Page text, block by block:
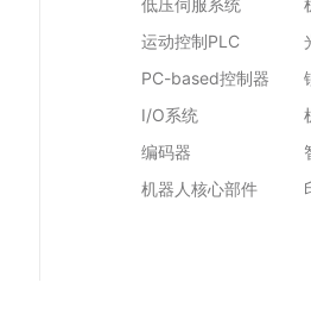
运动控制PLC
PC-based控制器
I/O系统
编码器
机器人核心部件